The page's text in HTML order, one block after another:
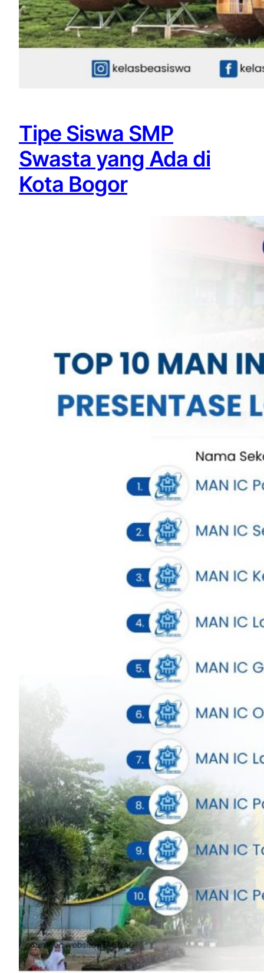
Tipe Siswa SMP
Swasta yang Ada di
Kota Bogor